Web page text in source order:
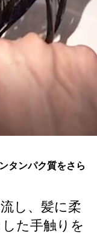
タンパク質をさら
し、髪に柔
た手触りを